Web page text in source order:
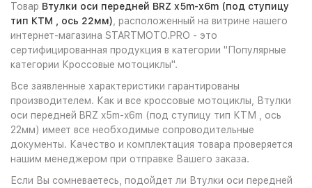
Товар Втулки оси передней BRZ x5m-x6m (под ступицу
тип КТМ , ось 22мм) , расположенный на витрине нашего
интернет-магазина STARTMOTO.PRO - это
сертифицированная продукция в категории "Популярные
категории Кроссовые мотоциклы".
Все заявленные характеристики гарантированы
производителем. Как и все кроссовые мотоциклы, Втулки
оси передней BRZ x5m-x6m (под ступицу тип КТМ , ось
22мм) имеет все необходимые сопроводительные
документы. Качество и комплектация товара проверяется
нашим менеджером при отправке Вашего заказа.
Если Вы сомневаетесь, подойдет ли Втулки оси передней